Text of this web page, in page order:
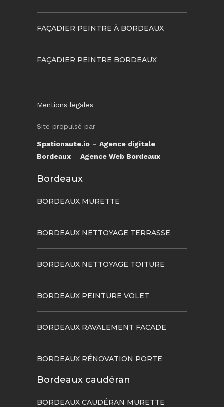
FAÇADIER PEINTRE À BORDEAUX
FAÇADIER PEINTRE BORDEAUX
Mentions légales
Site propulsé par
Spationaute.io – Agence digitale
Bordeaux – Agence Web Bordeaux
Bordeaux
BORDEAUX MURETTE
BORDEAUX NETTOYAGE TERRASSE
BORDEAUX NETTOYAGE TOITURE
BORDEAUX PEINTURE VOLET
BORDEAUX RAVALEMENT FACADE
BORDEAUX RÉNOVATION PORTE
Bordeaux caudéran
BORDEAUX CAUDÉRAN MURETTE